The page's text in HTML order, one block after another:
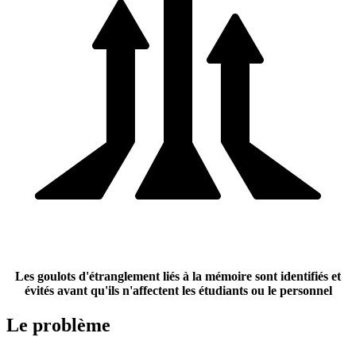
Les goulots d'étranglement liés à la mémoire sont identifiés et
évités avant qu'ils n'affectent les étudiants ou le personnel
Le problème